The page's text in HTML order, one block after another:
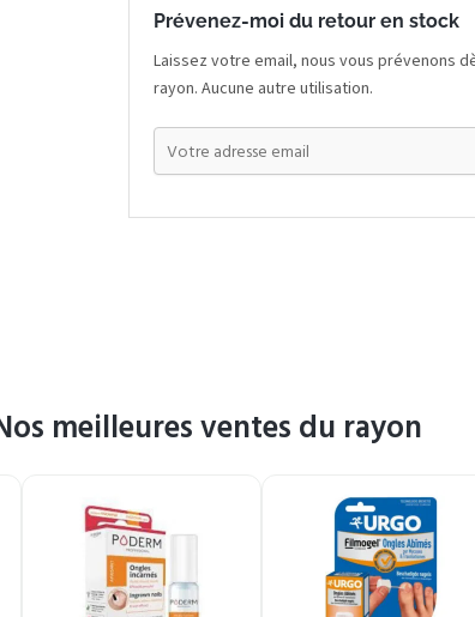
Prévenez-moi du retour en stock
Laissez votre email, nous vous prévenons
rayon. Aucune autre utilisation.
meilleures ventes du rayon